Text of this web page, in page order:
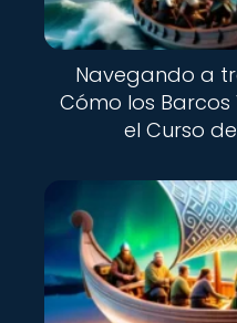
Navegando a
Cómo los
el Curso